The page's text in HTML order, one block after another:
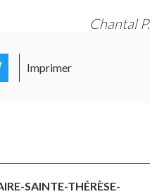
Chantal P.
Twitter
Imprimer
SAINTE-THÉRÈSE-